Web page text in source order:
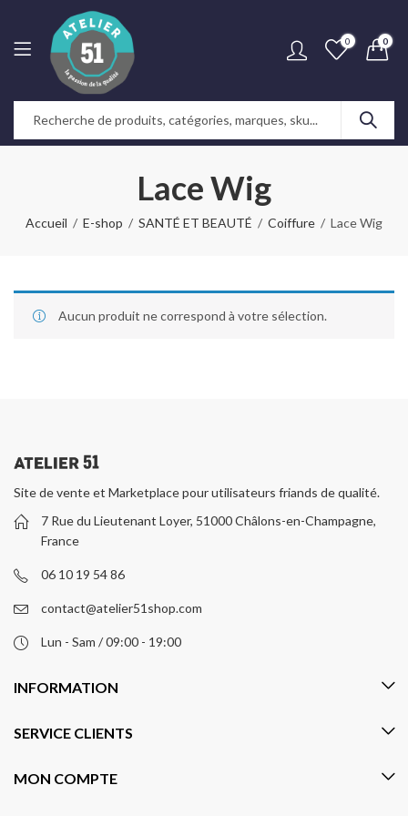
0 0
Lace Wig
Accueil E-shop SANTÉ ET BEAUTÉ Coiffure Lace Wig
Aucun produit ne correspond à votre sélection.
Site de vente et Marketplace pour utilisateurs friands de qualité.
7 Rue du Lieutenant Loyer, 51000 Châlons-en-Champagne,
France
06 10 19 54 86
contact@atelier51shop.com
Lun - Sam / 09:00 - 19:00
INFORMATION
SERVICE CLIENTS
MON COMPTE